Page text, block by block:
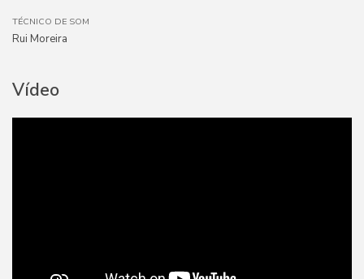
TÉCNICO DE SOM
Rui Moreira
Vídeo